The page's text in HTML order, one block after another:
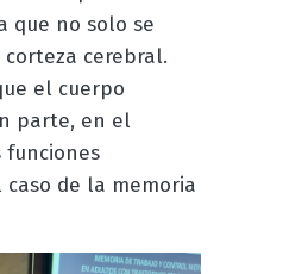
que no solo se
cerebral.
el cuerpo
parte, en el
funciones
caso de la memoria